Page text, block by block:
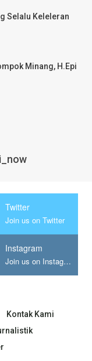
Selalu Keleleran
Minang, H.Epi
Twitter
Join us on Twitter
Instagram
Join us on Instagram
Kontak Kami